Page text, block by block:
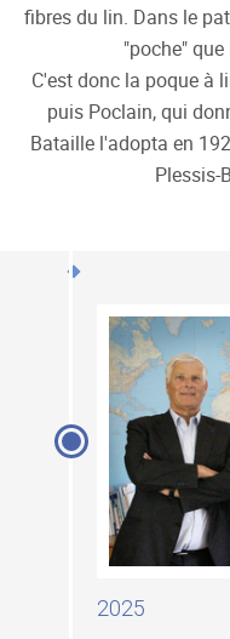
fibres du lin. Dans le
"poche"
C'est donc la poque à
puis Poclain, qui
Bataille l'adopta en
Plessis-
2025